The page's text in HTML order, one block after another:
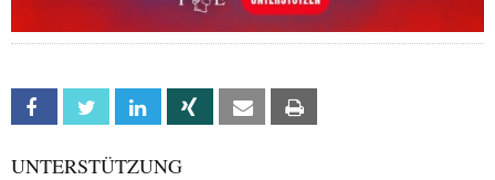
Facebook Twitter Linkedin Xing Email
UNTERSTÜTZUNG